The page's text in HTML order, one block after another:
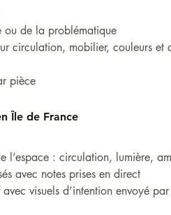
ou de la problématique
circulation, mobilier, couleurs et
pièce
Île de France
l’espace : circulation, lumière,
avec notes prises en direct
visuels d’intention envoyé par